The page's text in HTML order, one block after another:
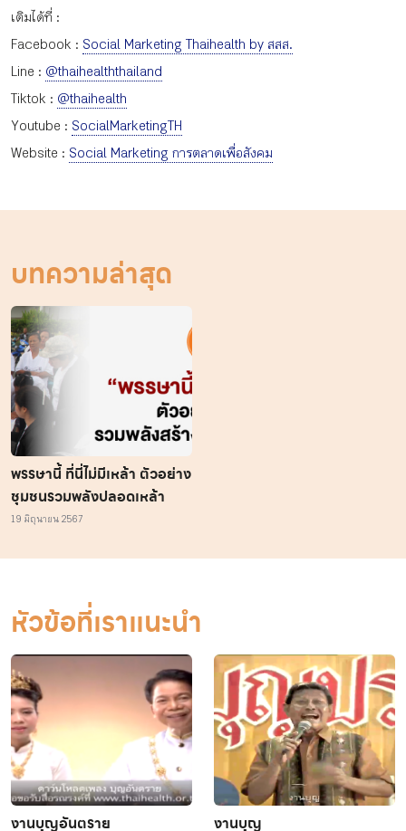
เติมได้ที่ :
Facebook : Social Marketing Thaihealth by สสส.
Line : @thaihealththailand
Tiktok : @thaihealth
Youtube : SocialMarketingTH
Website : Social Marketing การตลาดเพื่อสังคม
บทความล่าสุด
พรรษานี้ ที่นี่ไม่มีเหล้า ตัวอย่าง
ชุมชนรวมพลังปลอดเหล้า
19 มิถุนายน 2567
หัวข้อที่เราแนะนำ
งานบุญอันตราย งานบุญ